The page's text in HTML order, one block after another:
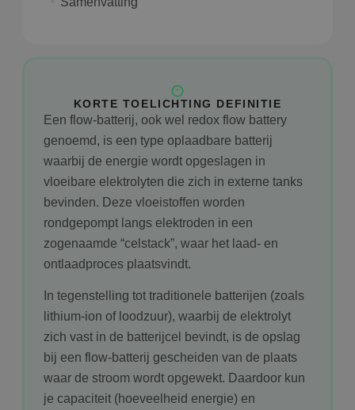
KORTE TOELICHTING DEFINITIE
Een flow-batterij, ook wel redox flow battery
genoemd, is een type oplaadbare batterij
waarbij de energie wordt opgeslagen in
vloeibare elektrolyten die zich in externe tanks
bevinden. Deze vloeistoffen worden
rondgepompt langs elektroden in een
zogenaamde “celstack”, waar het laad- en
ontlaadproces plaatsvindt.
In tegenstelling tot traditionele batterijen (zoals
lithium-ion of loodzuur), waarbij de elektrolyt
zich vast in de batterijcel bevindt, is de opslag
bij een flow-batterij gescheiden van de plaats
waar de stroom wordt opgewekt. Daardoor kun
je capaciteit (hoeveelheid energie) en